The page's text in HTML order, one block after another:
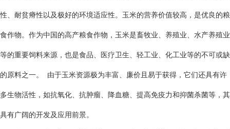
性、耐贫瘠性以及极好的环境适应性。玉米的营养价值较高，是优良的粮
食作物。作为中国的高产粮食作物，玉米是畜牧业、养殖业、水产养殖业
等的重要饲料来源，也是食品、医疗卫生、轻工业、化工业等的不可或缺
的原料之一。 由于玉米资源极为丰富、廉价且易于获得，它们还具有许
多生物活性，如抗氧化、抗肿瘤、降血糖、提高免疫力和抑菌杀菌等，其
具有广阔的开发及应用前景。